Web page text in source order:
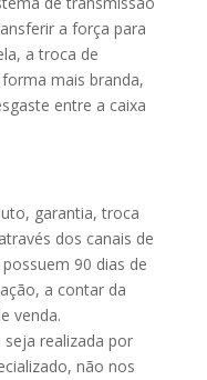
a força para
a troca de
mais branda,
entre a caixa
garantia, troca
dos canais de
90 dias de
a contar da
venda.
realizada por
não nos